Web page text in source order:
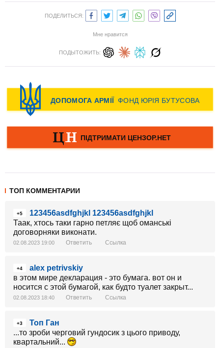
ПОДЕЛИТЬСЯ:
Мне нравится
ПОДЫТОЖИТЬ:
ТОП КОММЕНТАРИИ
+5
123456asdfghjkl 123456asdfghjkl
Таак, хтось таки гарно петляє щоб оманські
договорняки виконати.
02.08.2023 19:00 Ответить Ссылка
+4
alex petrivskiy
в этом мире декларация - это бумага. вот он и
носится с этой бумагой, как будто туалет закрыт...
02.08.2023 18:40 Ответить Ссылка
+3
Топ Ган
...то зроби черговий гундосик з цього приводу,
квартальний...